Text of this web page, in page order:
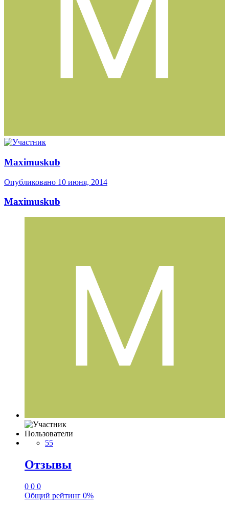
Maximuskub
Опубликовано 10 июня, 2014
Maximuskub
Пользователи
55
Отзывы
0 0 0
Общий рейтинг 0%